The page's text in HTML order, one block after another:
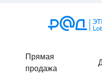
Прямая
продажа